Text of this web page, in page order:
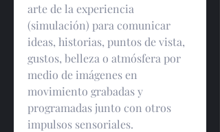
arte de la experiencia
(simulación) para comunicar
ideas, historias, puntos de vista,
gustos, belleza o atmósfera por
medio de imágenes en
movimiento grabadas y
programadas junto con otros
impulsos sensoriales.